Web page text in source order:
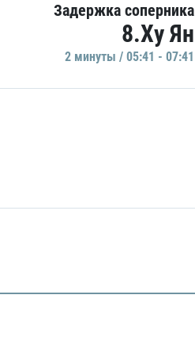
Задержка соперника
8.Ху Ян
2 минуты / 05:41 - 07:41